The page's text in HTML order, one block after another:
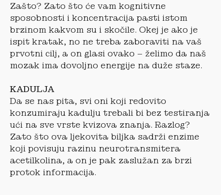
Zašto? Zato što će vam kognitivne
sposobnosti i koncentracija pasti istom
brzinom kakvom su i skočile. Okej je ako je
ispit kratak, no ne treba zaboraviti na vaš
prvotni cilj, a on glasi ovako – želimo da naš
mozak ima dovoljno energije na duže staze.
KADULJA
Da se nas pita, svi oni koji redovito
konzumiraju kadulju trebali bi bez testiranja
ući na sve vrste kvizova znanja. Razlog?
Zato što ova ljekovita biljka sadrži enzime
koji povisuju razinu neurotransmitera
acetilkolina, a on je pak zaslužan za brzi
protok informacija.